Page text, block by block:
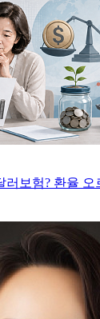
러보험? 환율